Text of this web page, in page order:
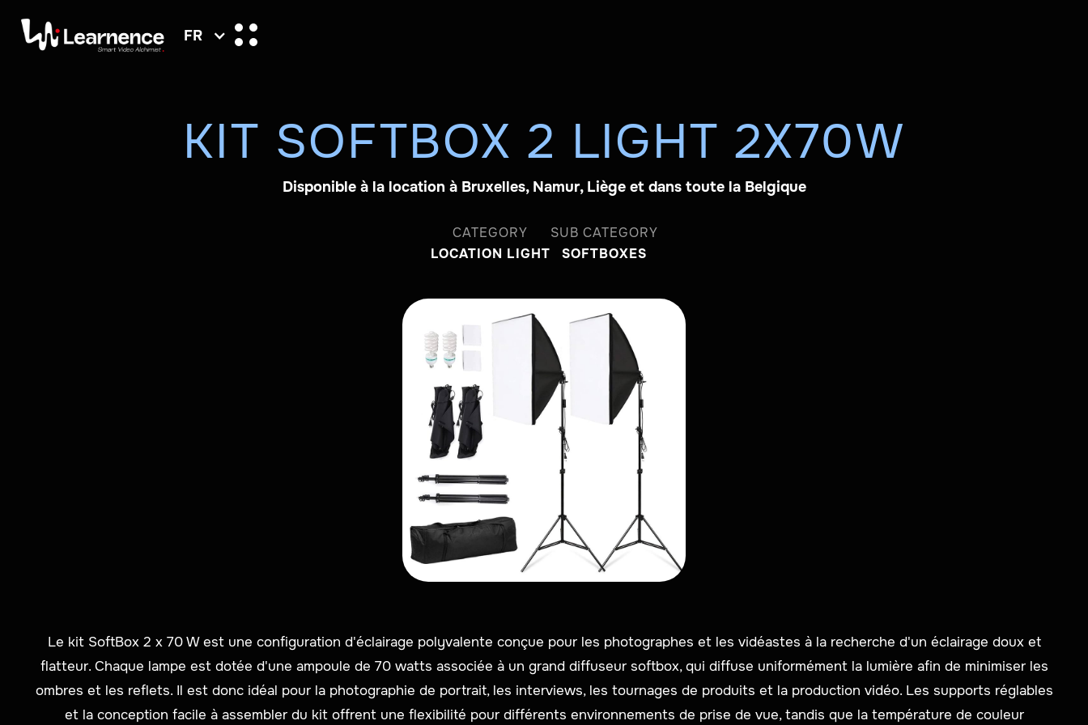
FR
KIT SOFTBOX 2 LIGHT 2X70W
Disponible à la location à Bruxelles, Namur, Liège et dans toute la Belgique
CATEGORY
LOCATION LIGHT
SUB CATEGORY
SOFTBOXES
Le kit SoftBox 2 x 70 W est une configuration d'éclairage polyvalente conçue pour les photographes et les vidéastes à la recherche d'un éclairage doux et
flatteur. Chaque lampe est dotée d'une ampoule de 70 watts associée à un grand diffuseur softbox, qui diffuse uniformément la lumière afin de minimiser les
ombres et les reflets. Il est donc idéal pour la photographie de portrait, les interviews, les tournages de produits et la production vidéo. Les supports réglables
et la conception facile à assembler du kit offrent une flexibilité pour différents environnements de prise de vue, tandis que la température de couleur